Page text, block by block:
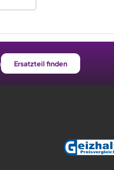
Ersatzteil finden